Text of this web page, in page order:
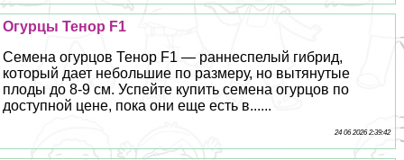
Огурцы Тенор F1
Семена огурцов Тенор F1 — раннеспелый гибрид,
который дает небольшие по размеру, но вытянутые
плоды до 8-9 см. Успейте купить семена огурцов по
доступной цене, пока они еще есть в......
24 06 2026 2:39:42